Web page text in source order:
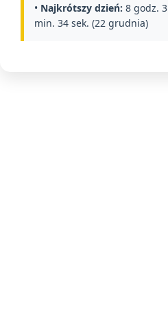
• Najkrótszy dzień: 8 godz. 3
min. 34 sek. (22 grudnia)